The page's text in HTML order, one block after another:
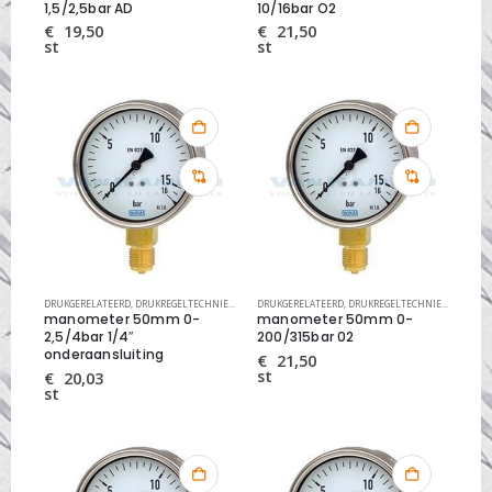
1,5/2,5bar AD
€ 19,50
st
10/16bar O2
€ 21,50
st
DRUKGERELATEERD, DRUKREGELTECHNIEK , MANOMETERS EN ONDERDELEN
manometer 50mm 0-
2,5/4bar 1/4″
onderaansluiting
€ 20,03
st
DRUKGERELATEERD, DRUKREGELTECHNIEK ,
manometer 50mm 0-
200/315bar 02
€ 21,50
st